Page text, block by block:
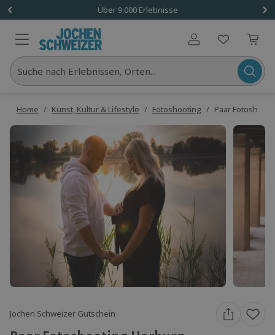
Über 9.000 Erlebnisse
Benutzerkonto
Suche nach Erlebnissen, Orten...
Home / Kunst, Kultur & Lifestyle / Fotoshooting / Paar
Jochen Schweizer Gutschein